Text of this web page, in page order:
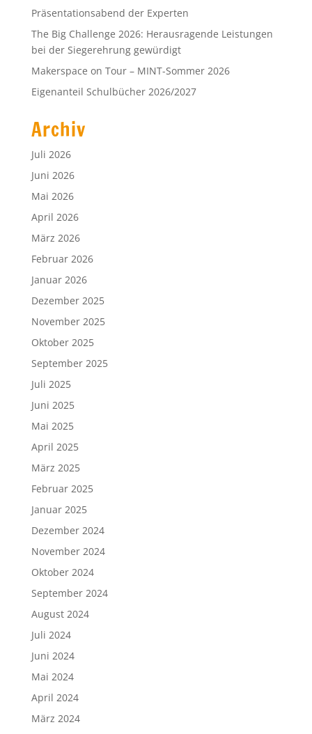
Präsentationsabend der Experten
The Big Challenge 2026: Herausragende Leistungen
bei der Siegerehrung gewürdigt
Makerspace on Tour – MINT-Sommer 2026
Eigenanteil Schulbücher 2026/2027
Archiv
Juli 2026
Juni 2026
Mai 2026
April 2026
März 2026
Februar 2026
Januar 2026
Dezember 2025
November 2025
Oktober 2025
September 2025
Juli 2025
Juni 2025
Mai 2025
April 2025
März 2025
Februar 2025
Januar 2025
Dezember 2024
November 2024
Oktober 2024
September 2024
August 2024
Juli 2024
Juni 2024
Mai 2024
April 2024
März 2024